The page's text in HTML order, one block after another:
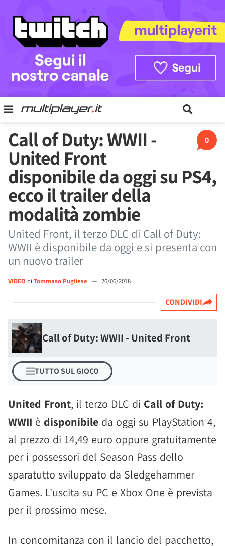
0
Call of Duty: WWII -
United Front
disponibile da oggi su PS4,
ecco il trailer della
modalità zombie
United Front, il terzo DLC di Call of Duty:
WWII è disponibile da oggi e si presenta con
un nuovo trailer
VIDEO di Tommaso Pugliese — 26/06/2018
CONDIVIDI
Call of Duty: WWII - United Front
TUTTO SUL GIOCO
United Front, il terzo DLC di Call of Duty:
WWII è disponibile da oggi su PlayStation 4,
al prezzo di 14,49 euro oppure gratuitamente
per i possessori del Season Pass dello
sparatutto sviluppato da Sledgehammer
Games. L'uscita su PC e Xbox One è prevista
per il prossimo mese.
In concomitanza con il lancio del pacchetto,